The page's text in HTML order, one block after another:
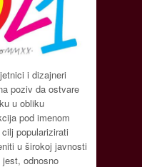
i dizajneri
poziv da ostvare
u obliku
pod imenom
popularizirati
u širokoj javnosti
odnosno